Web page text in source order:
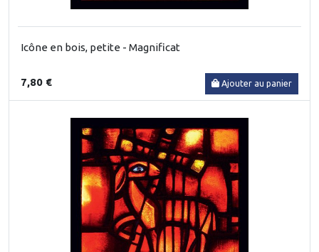
Icône en bois, petite - Magnificat
7,80 € Ajouter au panier